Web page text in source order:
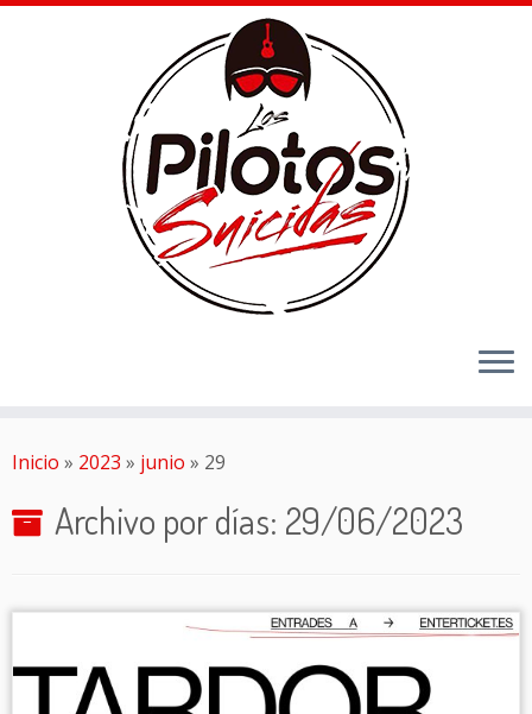
Inicio » 2023 » junio » 29
Archivo por días: 29/06/2023